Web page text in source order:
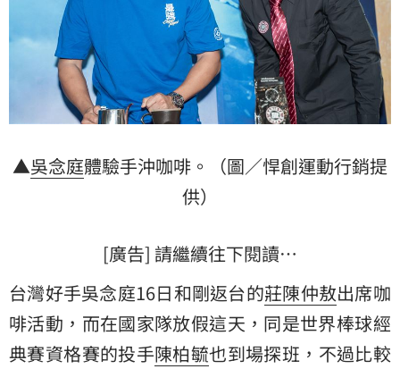
▲吳念庭體驗手沖咖啡。（圖／悍創運動行銷提
供）
[廣告] 請繼續往下閱讀…
台灣好手吳念庭16日和剛返台的莊陳仲敖出席咖
啡活動，而在國家隊放假這天，同是世界棒球經
典賽資格賽的投手陳柏毓也到場探班，不過比較